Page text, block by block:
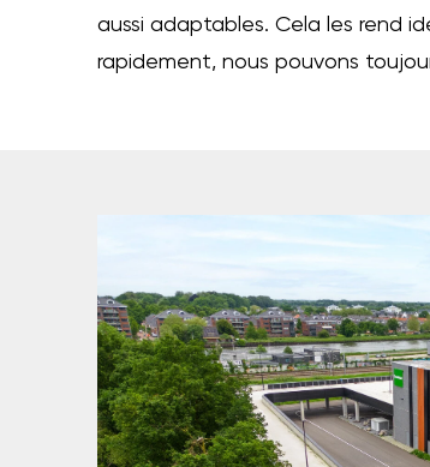
aussi adaptables. Cela les rend
rapidement, nous pouvons